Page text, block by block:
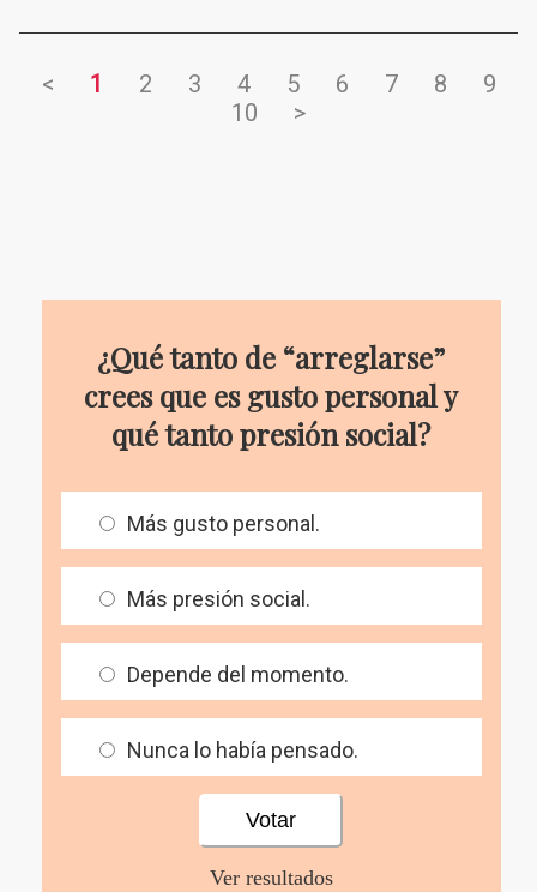
< 1 2 3 4 5 6 7 8
9
10
>
¿Qué tanto de “arreglarse”
crees que es gusto personal y
qué tanto presión social?
Más gusto personal.
Más presión social.
Depende del momento.
Nunca lo había pensado.
Ver resultados